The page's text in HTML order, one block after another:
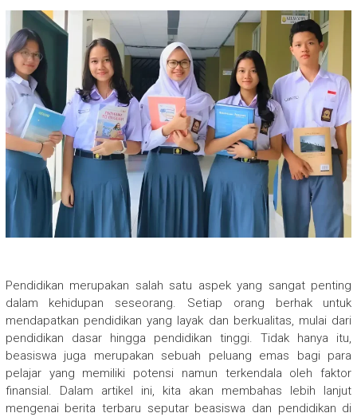
Pendidikan merupakan salah satu aspek yang sangat penting
dalam kehidupan seseorang. Setiap orang berhak untuk
mendapatkan pendidikan yang layak dan berkualitas, mulai dari
pendidikan dasar hingga pendidikan tinggi. Tidak hanya itu,
beasiswa juga merupakan sebuah peluang emas bagi para
pelajar yang memiliki potensi namun terkendala oleh faktor
finansial. Dalam artikel ini, kita akan membahas lebih lanjut
mengenai berita terbaru seputar beasiswa dan pendidikan di